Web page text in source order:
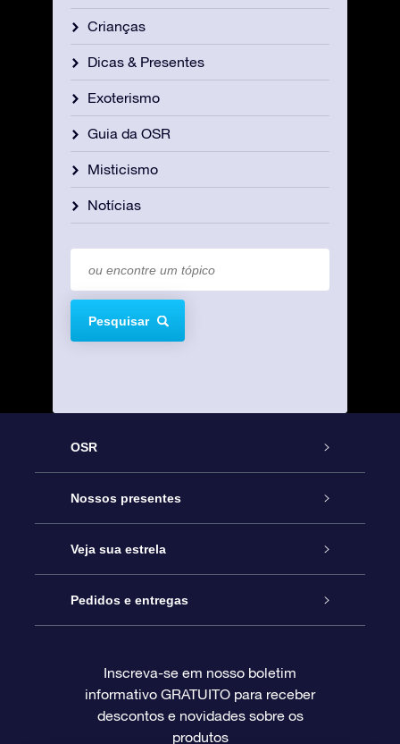
Crianças
Dicas & Presentes
Exoterismo
Guia da OSR
Misticismo
Notícias
Pesquisar
OSR
Serviço
Entre em contato conosco
Blog
Avaliações
Nossos presentes
Presente estrelar on-line
Pacote de presente da OSR
O cartão de presente da OSR
Veja sua estrela
Star Register
Página estelar personalizada
Pedidos e entregas
Informações de pagamento
Inscreva-se em nosso boletim
informativo GRATUITO para receber
descontos e novidades sobre os
produtos